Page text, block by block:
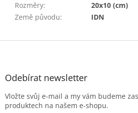
Rozměry:
20x10 (cm)
Země původu: IDN
Z
Odebírat newsletter
Vložte svůj e-mail a my vám budeme
produktech na našem e-shopu.